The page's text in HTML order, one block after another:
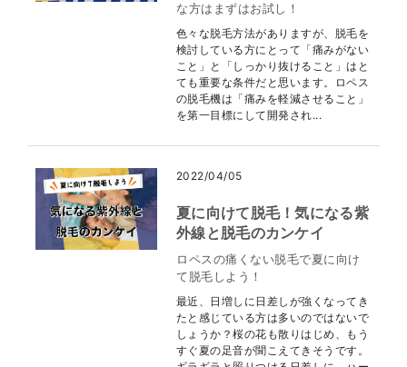
な方はまずはお試し！
色々な脱毛方法がありますが、脱毛を
検討している方にとって「痛みがない
こと」と「しっかり抜けること」はと
ても重要な条件だと思います。ロペス
の脱毛機は「痛みを軽減させること」
を第一目標にして開発され...
2022/04/05
夏に向けて脱毛！気になる紫
外線と脱毛のカンケイ
ロペスの痛くない脱毛で夏に向け
て脱毛しよう！
最近、日増しに日差しが強くなってき
たと感じている方は多いのではないで
しょうか？桜の花も散りはじめ、もう
すぐ夏の足音が聞こえてきそうです。